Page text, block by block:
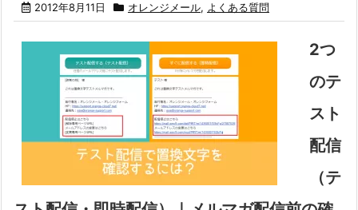
2012年8月11日 オレンジメール, よくある質問
2つ
のテ
スト
配信
（テ